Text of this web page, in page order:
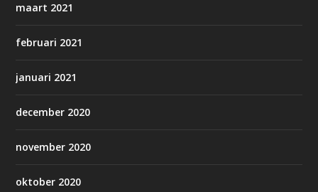
maart 2021
februari 2021
januari 2021
december 2020
november 2020
oktober 2020